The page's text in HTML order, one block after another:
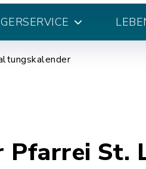
Pfarrei St.